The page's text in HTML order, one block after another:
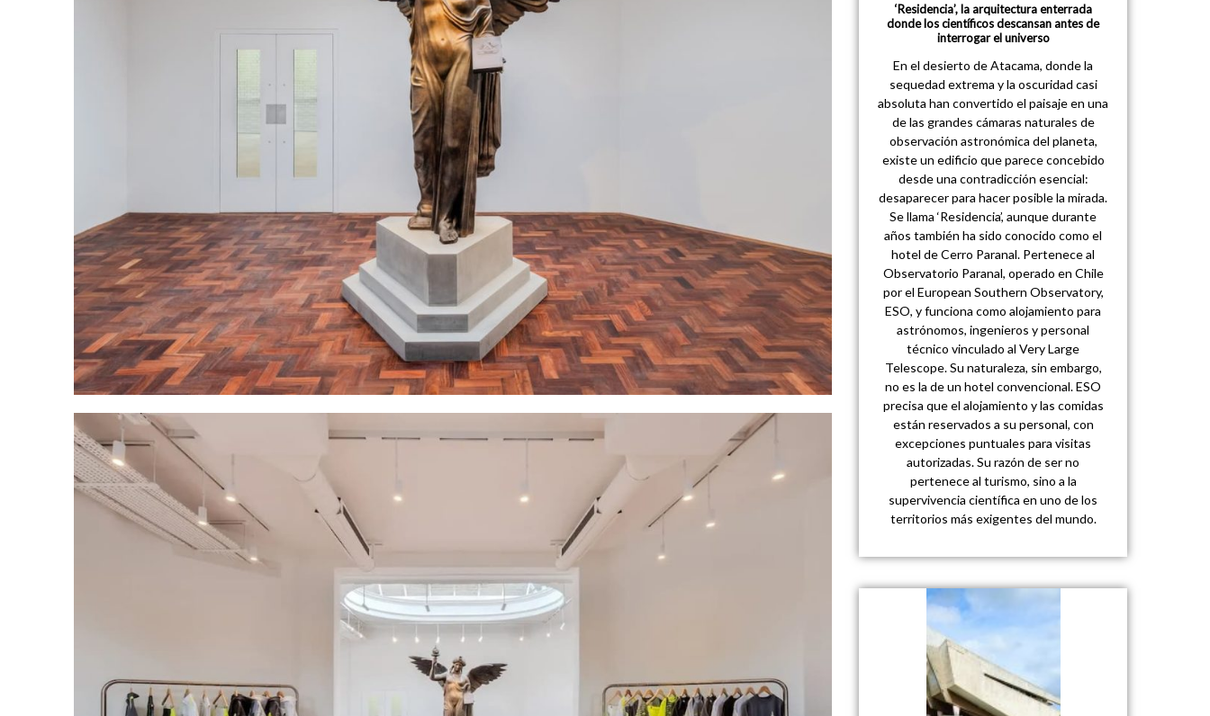
‘Residencia’, la arquitectura enterrada
donde los científicos descansan antes de
interrogar el universo
En el desierto de Atacama, donde la
sequedad extrema y la oscuridad casi
absoluta han convertido el paisaje en una
de las grandes cámaras naturales de
observación astronómica del planeta,
existe un edificio que parece concebido
desde una contradicción esencial:
desaparecer para hacer posible la mirada.
Se llama ‘Residencia’, aunque durante
años también ha sido conocido como el
hotel de Cerro Paranal. Pertenece al
Observatorio Paranal, operado en Chile
por el European Southern Observatory,
ESO, y funciona como alojamiento para
astrónomos, ingenieros y personal
técnico vinculado al Very Large
Telescope. Su naturaleza, sin embargo,
no es la de un hotel convencional. ESO
precisa que el alojamiento y las comidas
están reservados a su personal, con
excepciones puntuales para visitas
autorizadas. Su razón de ser no
pertenece al turismo, sino a la
supervivencia científica en uno de los
territorios más exigentes del mundo.